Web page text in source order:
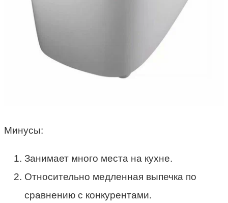
Минусы:
Занимает много места на кухне.
Относительно медленная выпечка по
сравнению с конкурентами.